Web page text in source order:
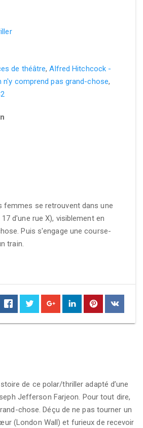
de théâtre,Alfred Hitchcock -
n'y comprend pas grand-chose,
femmes se retrouvent dans une
d'une rue X), visiblement en
Puis s'engage une course-
train.
de ce polar/thriller adapté d’une
Jefferson Farjeon. Pour tout dire,
chose. Déçu de ne pas tourner un
(London Wall) et furieux de recevoir